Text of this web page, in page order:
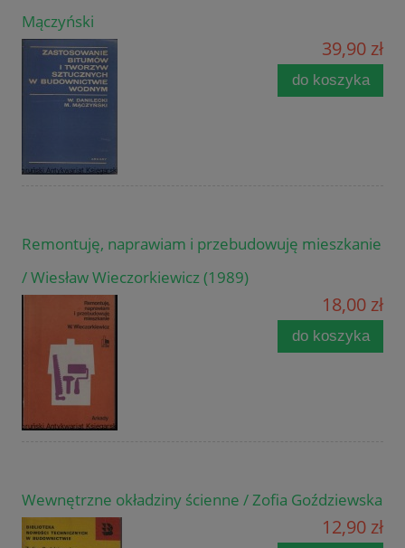
Mączyński
39,90 zł
do koszyka
Remontuję, naprawiam i przebudowuję mieszkanie
/ Wiesław Wieczorkiewicz (1989)
18,00 zł
do koszyka
Wewnętrzne okładziny ścienne / Zofia Goździewska
12,90 zł